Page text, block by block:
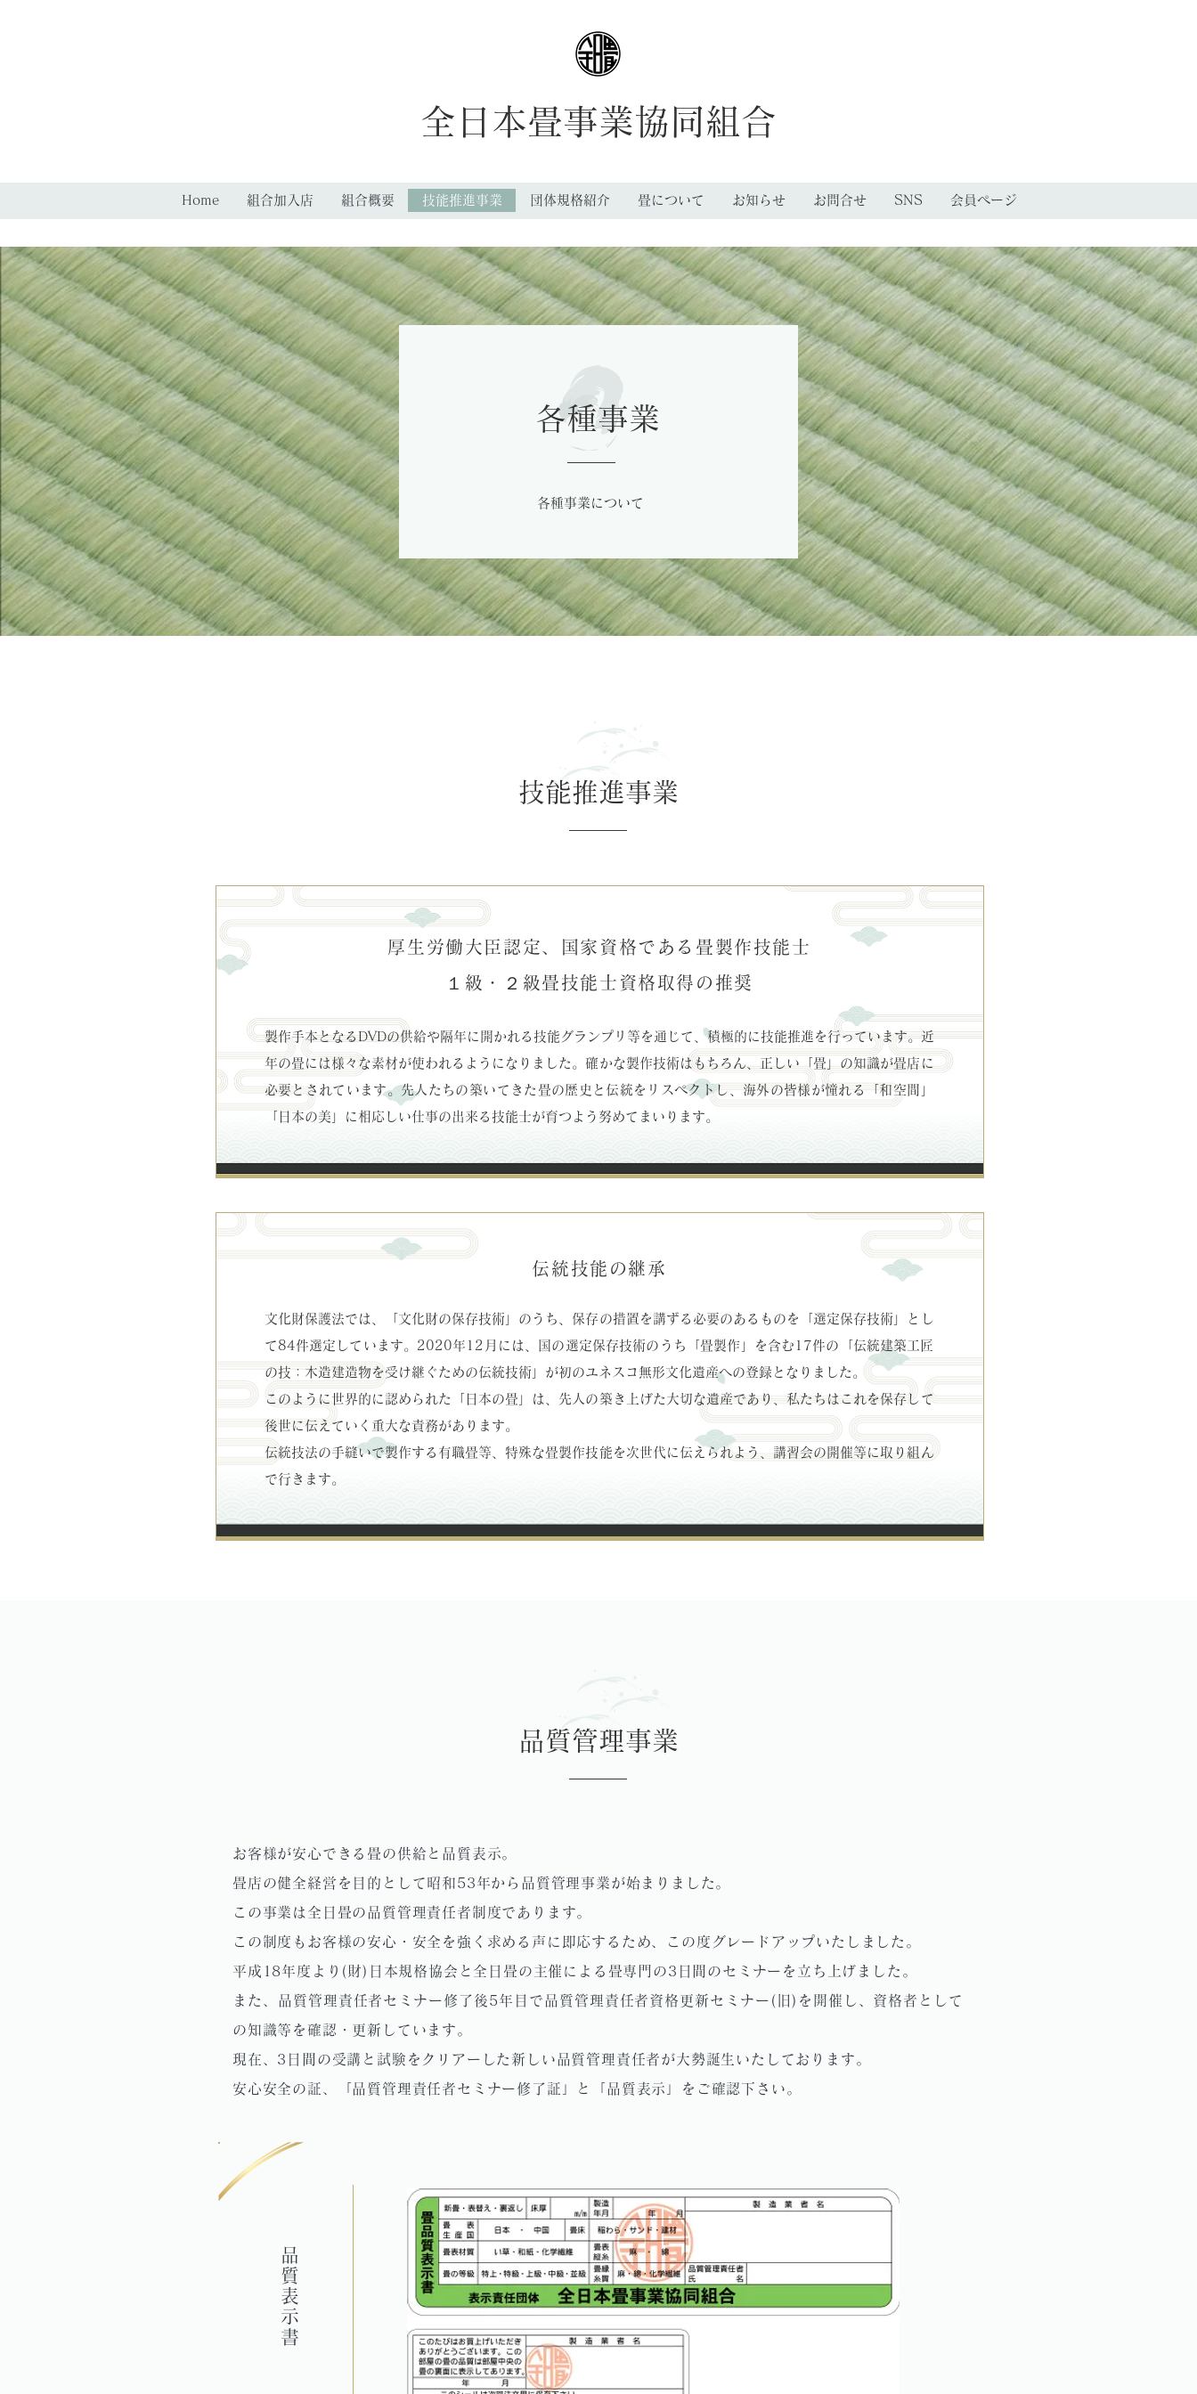
全日本畳事業協同組合
Home 組合加入店 組合概要 技能推進事業 団体規格紹介 畳について お知らせ お問合せ SNS 会員ページ
各種事業
各種事業について
技能推進事業
厚生労働大臣認定、国家資格である畳製作技能士
１級・２級畳技能士資格取得の推奨
製作手本となるDVDの供給や隔年に開かれる技能グランプリ等を通じて、積極的に技能推進を行っています。近
年の畳には様々な素材が使われるようになりました。確かな製作技術はもちろん、正しい「畳」の知識が畳店に
必要とされています。先人たちの築いてきた畳の歴史と伝統をリスペクトし、海外の皆様が憧れる「和空間」
「日本の美」に相応しい仕事の出来る技能士が育つよう努めてまいります。
伝統技能の継承
文化財保護法では、「文化財の保存技術」のうち、保存の措置を講ずる必要のあるものを「選定保存技術」とし
て84件選定しています。2020年12月には、国の選定保存技術のうち「畳製作」を含む17件の「伝統建築工匠
の技：木造建造物を受け継ぐための伝統技術」が初のユネスコ無形文化遺産への登録となりました。
このように世界的に認められた「日本の畳」は、先人の築き上げた大切な遺産であり、私たちはこれを保存して
後世に伝えていく重大な責務があります。
伝統技法の手縫いで製作する有職畳等、特殊な畳製作技能を次世代に伝えられよう、講習会の開催等に取り組ん
で行きます。
品質管理事業
お客様が安心できる畳の供給と品質表示。
畳店の健全経営を目的として昭和53年から品質管理事業が始まりました。
この事業は全日畳の品質管理責任者制度であります。
この制度もお客様の安心・安全を強く求める声に即応するため、この度グレードアップいたしました。
平成18年度より(財)日本規格協会と全日畳の主催による畳専門の3日間のセミナーを立ち上げました。
また、品質管理責任者セミナー修了後5年目で品質管理責任者資格更新セミナー(旧)を開催し、資格者として
の知識等を確認・更新しています。
現在、3日間の受講と試験をクリアーした新しい品質管理責任者が大勢誕生いたしております。
安心安全の証、「品質管理責任者セミナー修了証」と「品質表示」をご確認下さい。
品質表示書